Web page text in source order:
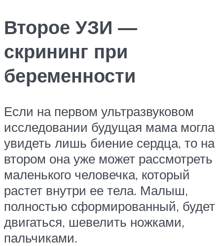
Второе УЗИ —
скрининг при
беременности
Если на первом ультразвуковом
исследовании будущая мама могла
увидеть лишь биение сердца, то на
втором она уже может рассмотреть
маленького человечка, который
растет внутри ее тела. Малыш,
полностью сформированный, будет
двигаться, шевелить ножками,
пальчиками.